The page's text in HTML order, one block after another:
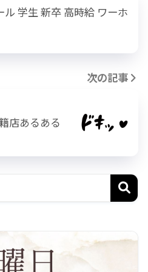
ル 学生 新卒 高時給 ワーホ
次の記事
店あるある